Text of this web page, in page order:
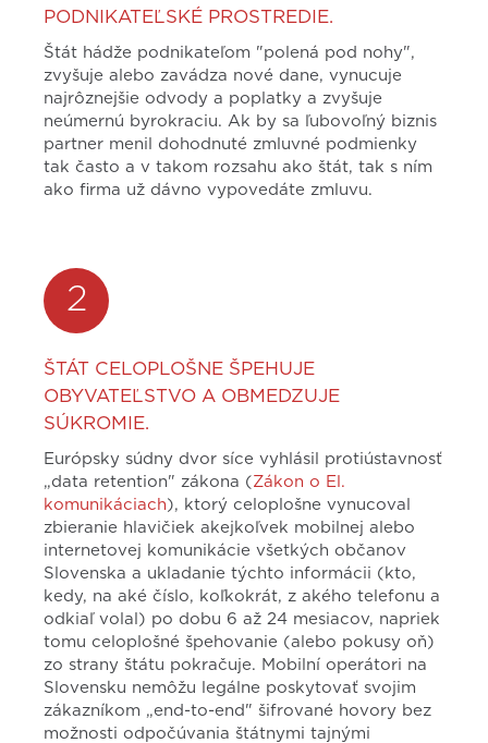
PODNIKATEĽSKÉ PROSTREDIE.
Štát hádže podnikateľom "polená pod nohy",
zvyšuje alebo zavádza nové dane, vynucuje
najrôznejšie odvody a poplatky a zvyšuje
neúmernú byrokraciu. Ak by sa ľubovoľný biznis
partner menil dohodnuté zmluvné podmienky
tak často a v takom rozsahu ako štát, tak s ním
ako firma už dávno vypovedáte zmluvu.
2
ŠTÁT CELOPLOŠNE ŠPEHUJE
OBYVATEĽSTVO A OBMEDZUJE
SÚKROMIE.
Európsky súdny dvor síce vyhlásil protiústavnosť
„data retention" zákona (Zákon o El.
komunikáciach), ktorý celoplošne vynucoval
zbieranie hlavičiek akejkoľvek mobilnej alebo
internetovej komunikácie všetkých občanov
Slovenska a ukladanie týchto informácii (kto,
kedy, na aké číslo, koľkokrát, z akého telefonu a
odkiaľ volal) po dobu 6 až 24 mesiacov, napriek
tomu celoplošné špehovanie (alebo pokusy oň)
zo strany štátu pokračuje. Mobilní operátori na
Slovensku nemôžu legálne poskytovať svojim
zákazníkom „end-to-end" šifrované hovory bez
možnosti odpočúvania štátnymi tajnými